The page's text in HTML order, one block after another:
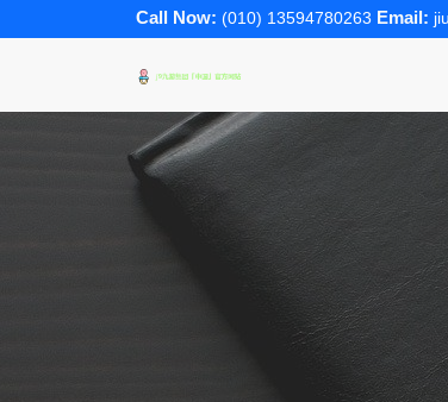
Call Now: (010) 13594780263 Email: